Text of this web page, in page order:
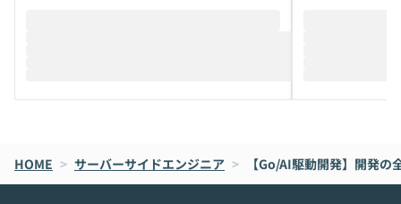
メルカリでの判断基準をもとに「なぜClau
oworkの基本的な機能をご紹介いただきま
す。 続く公開デモでは、実際にCoworkを
それぞれの本当
は、LLMのフル
ント構築の最前
HOME > サーバーサイドエンジニア > 【Go/AI駆動開発】開発